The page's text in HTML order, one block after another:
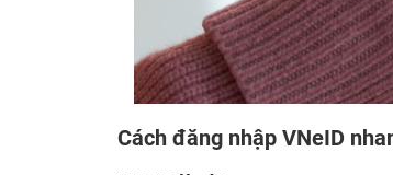
Cách đăng nhập VNeID